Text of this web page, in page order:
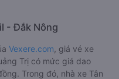
- Đắk Nông
Vexere.com , giá vé xe
Trị có mức giá dao
Trong đó, nhà xe Tân